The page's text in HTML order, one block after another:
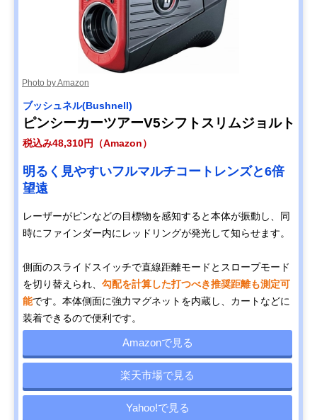
Photo by Amazon
ブッシュネル(Bushnell)
ピンシーカーツアーV5シフトスリムジョルト
税込み48,310円（Amazon）
明るく見やすいフルマルチコートレンズと6倍
望遠
レーザーがピンなどの目標物を感知すると本体が振動し、同
時にファインダー内にレッドリングが発光して知らせます。
側面のスライドスイッチで直線距離モードとスロープモード
を切り替えられ、 勾配を計算した打つべき推奨距離も測定可
能です。本体側面に強力マグネットを内蔵し、カートなどに
装着できるので便利です。
Amazonで見る
楽天市場で見る
Yahoo!で見る